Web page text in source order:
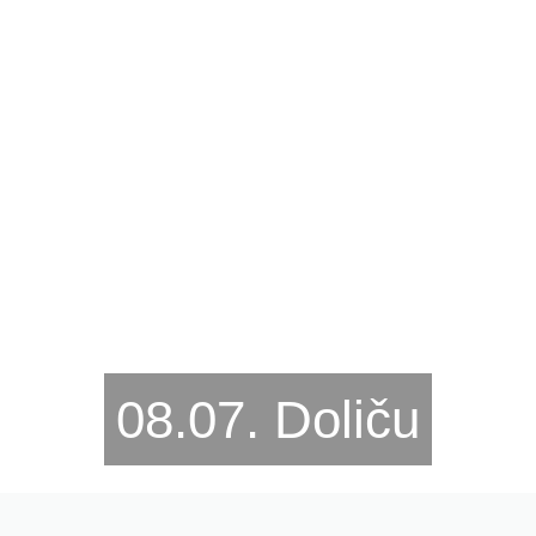
08.07. Doliču